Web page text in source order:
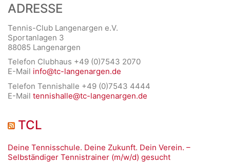
ADRESSE
Tennis-Club Langenargen e.V.
Sportanlagen 3
88085 Langenargen
Telefon Clubhaus +49 (0)7543 2070
E-Mail info@tc-langenargen.de
Telefon Tennishalle +49 (0)7543 4444
E-Mail tennishalle@tc-langenargen.de
TCL
Deine Tennisschule. Deine Zukunft. Dein Verein. –
Selbständiger Tennistrainer (m/w/d) gesucht